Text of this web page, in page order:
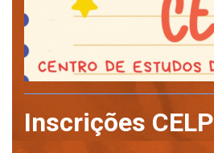
Inscrições CELP